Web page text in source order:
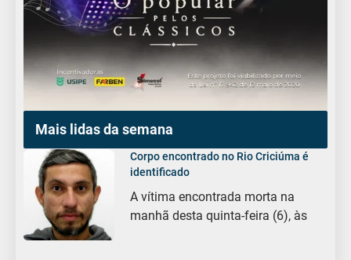
Mais lidas da semana
Corpo encontrado no Rio Criciúma é
identificado
A vítima encontrada morta na
manhã desta quinta-feira (6), às